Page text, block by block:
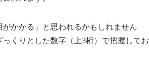
かかる」と思われるかもしれません
くりとした数字（上3桁）で把握してお